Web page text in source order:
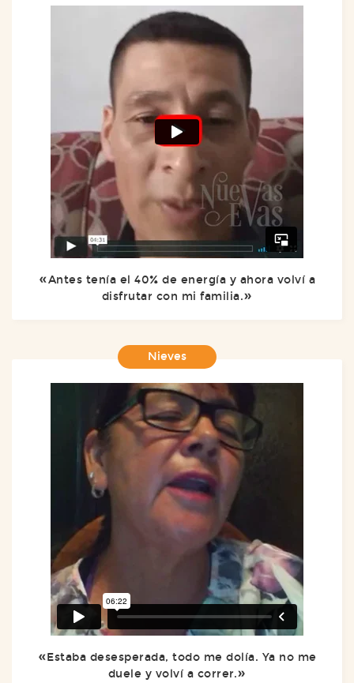
Antes tenía el 40% de energía y ahora volví a
disfrutar con mi familia.
Nieves
Estaba desesperada, todo me dolía. Ya no me
duele y volví a correr.